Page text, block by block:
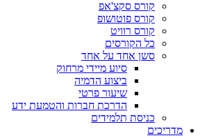
קורס סקצ'אפ
קורס פוטושופ
קורס רוויט
כל הקורסים
סשן אחד על אחד
סיוע מיידי מרחוק
ביצוע הדמיה
שיעור פרטי
הדרכת חברות והטמעת ידע
כניסת תלמידים
מדריכים